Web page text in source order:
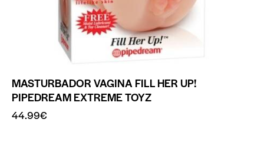
MASTURBADOR VAGINA FILL HER UP!
PIPEDREAM EXTREME TOYZ
44.99€